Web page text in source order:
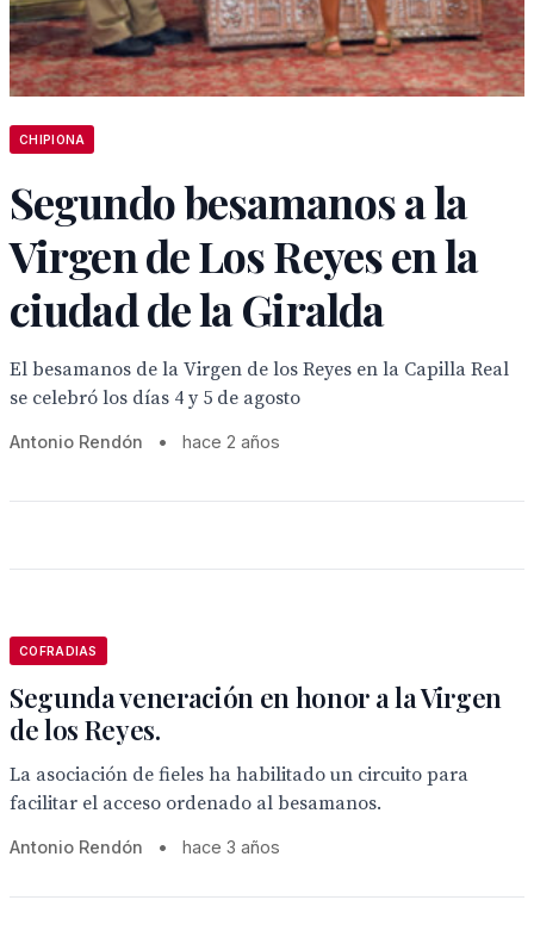
CHIPIONA
Segundo besamanos a la
Virgen de Los Reyes en la
ciudad de la Giralda
El besamanos de la Virgen de los Reyes en la Capilla Real
se celebró los días 4 y 5 de agosto
Antonio Rendón • hace 2 años
COFRADIAS
Segunda veneración en honor a la Virgen
de los Reyes.
La asociación de fieles ha habilitado un circuito para
facilitar el acceso ordenado al besamanos.
Antonio Rendón • hace 3 años